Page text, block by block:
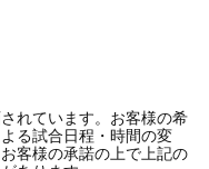
れています。お客様の希
る試合日程・時間の変
客様の承諾の上で上記の